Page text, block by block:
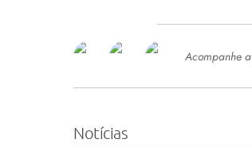
SERVIÇOS
SEMED
Acompanhe
Notícias